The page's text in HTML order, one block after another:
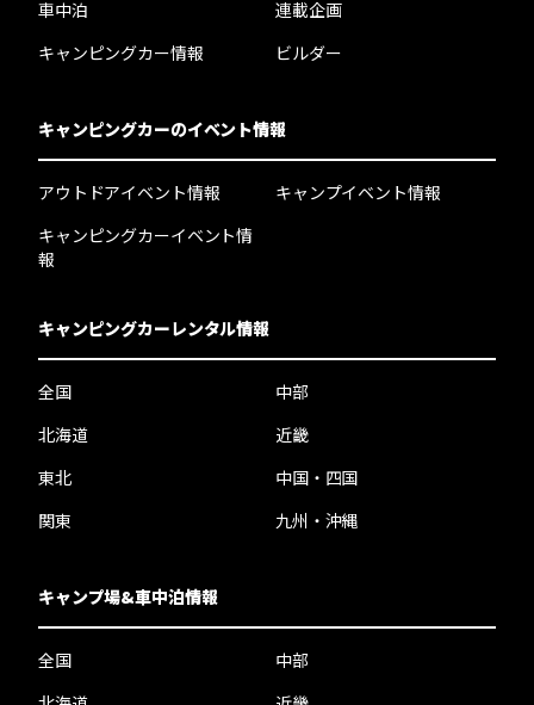
車中泊
キャンピングカー情報
連載企画
ビルダー
キャンピングカーのイベント情報
アウトドアイベント情報
キャンピングカーイベント情
報
キャンプイベント情報
キャンピングカーレンタル情報
全国
北海道
東北
関東
中部
近畿
中国・四国
九州・沖縄
キャンプ場&車中泊情報
全国
中部